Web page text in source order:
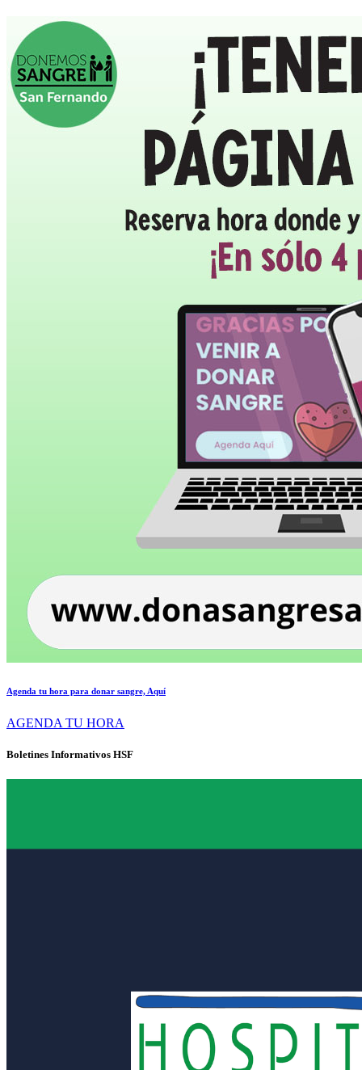
Agenda tu hora para donar sangre, Aquí
AGENDA TU HORA
Boletines Informativos HSF